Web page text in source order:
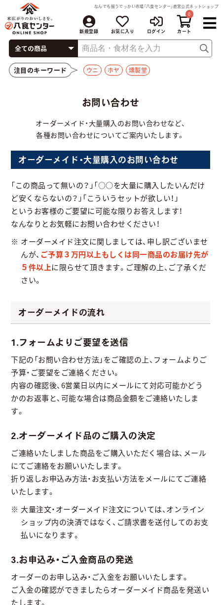
なんでも揃うでっかい市場「八食センター」直営公式ネットショップ
新規登録 お気に入り ログイン
0
注目のキーワード ウニ ホヤ 燻製堂
お問い合わせ
オーダーメイド・大量購入のお問い合わせなど、
各種お問い合わせについてご案内いたします。
オーダーメイド・大量購入のお問い合わせ
「この商品って無いの？」「○○を大量に購入したいんだけ
ど安くならないの？」「こういうセットが欲しい！」
というお客様のご要望に可能な限りお答えします！
なんなりとお気軽にお問い合わせください！
オーダーメイド注文に関しましては、申し訳ございませ
んが、 ご予算３万円以上もしくは同一商品のお届け先が
５件以上に限らせて頂きます。ご理解の上、ご了承くだ
さい。
オーダーメイドの流れ
1.フォームよりご要望を送信
下記の「お問い合わせ方法」をご確認の上、フォームよりご
予算・ご要望をご連絡ください。
内容の確認後、6営業日以内にメールにて対応可能かどう
かのお返事と、可能な場合は商品金額をご連絡いたしま
す。
2.オーダーメイド品のご購入の決定
ご連絡いたしました商品をご購入いただく場合は、メール
にてご連絡をお願いいたします。
折り返しお申込み方法・お支払い方法をメールにてご連絡
いたします。
大量注文・オーダーメイド注文については、オンライン
ショップ内の決済ではなく、ご請求書を送付してのお支
払いになります。
3.お申込み・ご入金商品の発送
オーダーのお申し込み・ご入金をお願いいたします。
ご入金の確認ができましたらオーダーメイド商品を発送い
たします。